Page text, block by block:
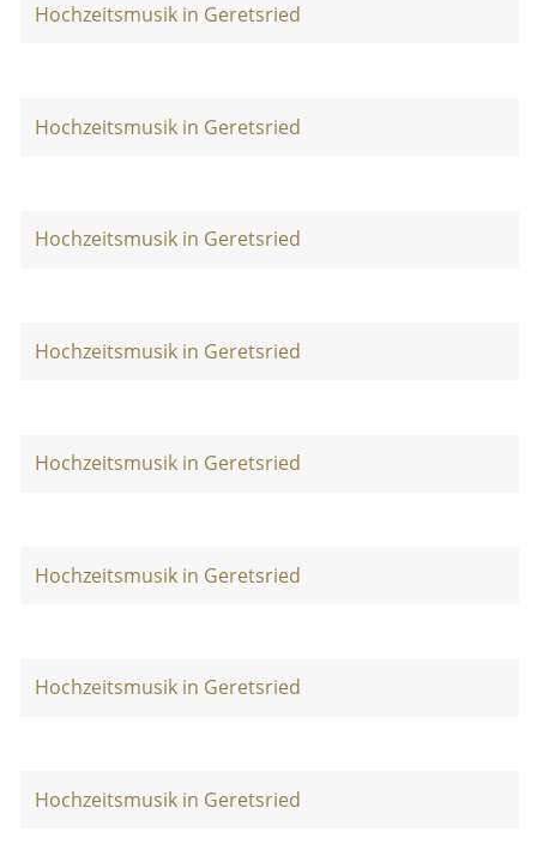
Hochzeitsmusik in Geretsried
Hochzeitsmusik in Geretsried
Hochzeitsmusik in Geretsried
Hochzeitsmusik in Geretsried
Hochzeitsmusik in Geretsried
Hochzeitsmusik in Geretsried
Hochzeitsmusik in Geretsried
Hochzeitsmusik in Geretsried